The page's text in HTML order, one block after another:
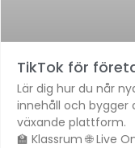
TikTok för
Lär dig hur du når
innehåll och bygger
växande plattform.
🏫 Klassrum 🌐 Live